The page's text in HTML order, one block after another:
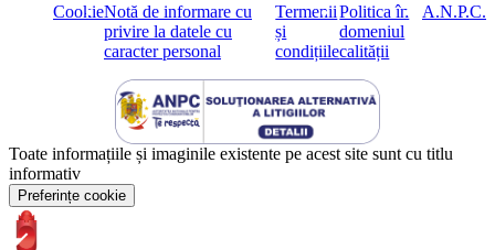
CookieNotă de informare cu
privire la datele cu
caracter personal
Termenii
și
condițiile
Politica în
domeniul
calității
A.N.P.C.
Toate informațiile și imaginile existente pe acest site sunt cu titlu
informativ
Preferințe cookie